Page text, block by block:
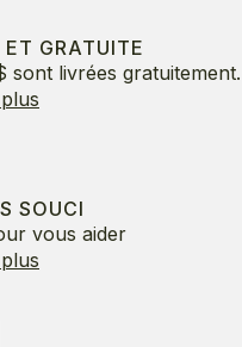
GRATUITE
sont livrées gratuitement.
SOUCI
vous aider